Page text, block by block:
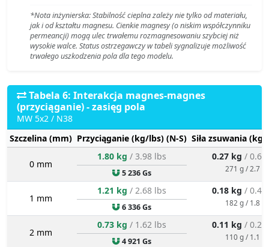
*Nota inżynierska: Stabilność cieplna zależy nie tylko od materiału,
jak i od kształtu magnesu. Cienkie magnesy (o niskim współczynniku
permeancji) mogą ulec trwałemu rozmagnesowaniu szybciej niż
wysokie walce. Status ostrzegawczy w tabeli sygnalizuje możliwość
trwałego uszkodzenia pola dla tego modelu.
Tabela 6: Interakcja magnes-magnes
(przyciąganie) - zasięg pola
MW 5x2 / N38
Szczelina (mm) Przyciąganie (kg/lbs) (N-S) Siła zsuwania
0 mm
1.80 kg / 3.98 lbs
5 236 Gs
0.27 kg / 0.60
271 g / 2.7 N
1 mm
1.21 kg / 2.68 lbs
6 336 Gs
0.18 kg / 0.40
182 g / 1.8 N
2 mm
0.73 kg / 1.62 lbs
4 921 Gs
0.11 kg / 0.24
110 g / 1.1 N